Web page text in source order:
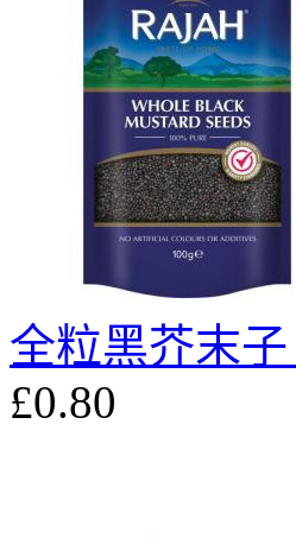
全粒黑芥末子
£0.80